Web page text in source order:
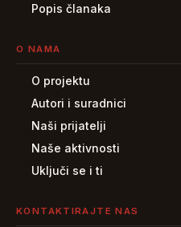
Popis članaka
O NAMA
O projektu
Autori i suradnici
Naši prijatelji
Naše aktivnosti
Uključi se i ti
KONTAKTIRAJTE NAS